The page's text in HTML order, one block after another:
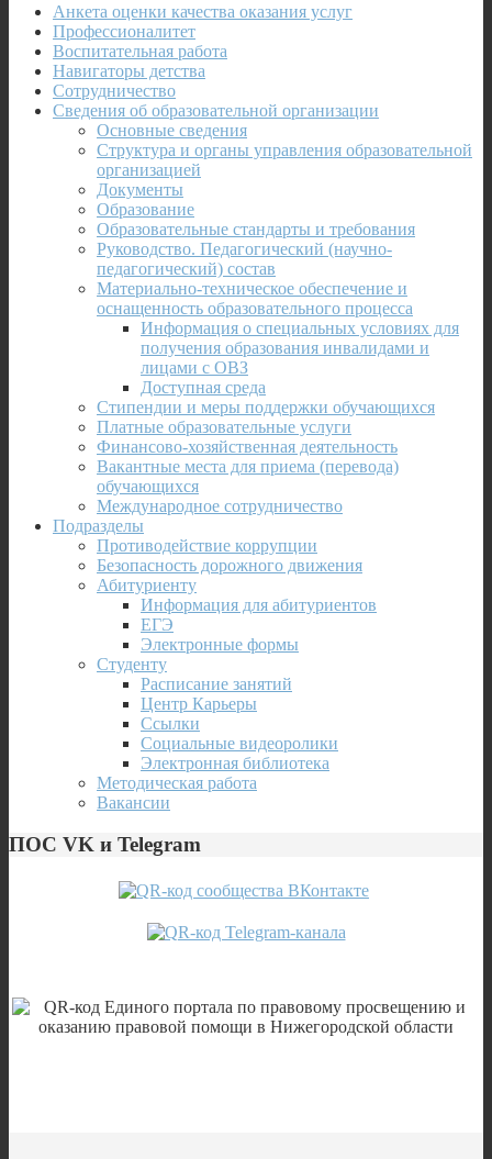
Анкета оценки качества оказания услуг
Профессионалитет
Воспитательная работа
Навигаторы детства
Сотрудничество
Сведения об образовательной организации
Основные сведения
Структура и органы управления образовательной
организацией
Документы
Образование
Образовательные стандарты и требования
Руководство. Педагогический (научно-
педагогический) состав
Материально-техническое обеспечение и
оснащенность образовательного процесса
Информация о специальных условиях для
получения образования инвалидами и
лицами с ОВЗ
Доступная среда
Стипендии и меры поддержки обучающихся
Платные образовательные услуги
Финансово-хозяйственная деятельность
Вакантные места для приема (перевода)
обучающихся
Международное сотрудничество
Подразделы
Противодействие коррупции
Безопасность дорожного движения
Абитуриенту
Информация для абитуриентов
ЕГЭ
Электронные формы
Студенту
Расписание занятий
Центр Карьеры
Ссылки
Социальные видеоролики
Электронная библиотека
Методическая работа
Вакансии
ПОС VK и Telegram